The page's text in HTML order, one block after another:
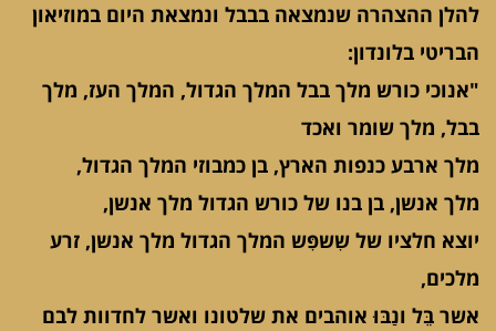
להלן ההצהרה שנמצאה בבבל ונמצאת היום במוזיאון
הבריטי בלונדון:
"אנוכי כורש מלך בבל המלך הגדול, המלך העז, מלך
בבל, מלך שומר ואכד
מלך ארבע כנפות הארץ, בן כמבוזי המלך הגדול,
מלך אנשן, בן בנו של כורש הגדול מלך אנשן,
יוצא חלציו של שִשפִּש המלך הגדול מלך אנשן, זרע
מלכים,
אשר בֵּל ונַבּוּ אוהבים את שלטונו ואשר לחדוות לבם